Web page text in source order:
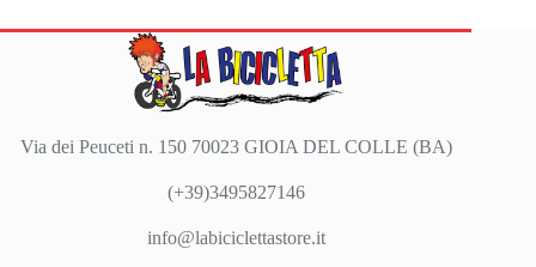
Via dei Peuceti n. 150 70023 GIOIA DEL COLLE (BA)
(+39)3495827146
info@labiciclettastore.it